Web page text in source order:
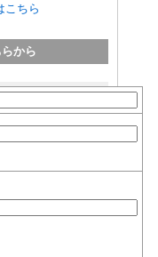
こちら
から